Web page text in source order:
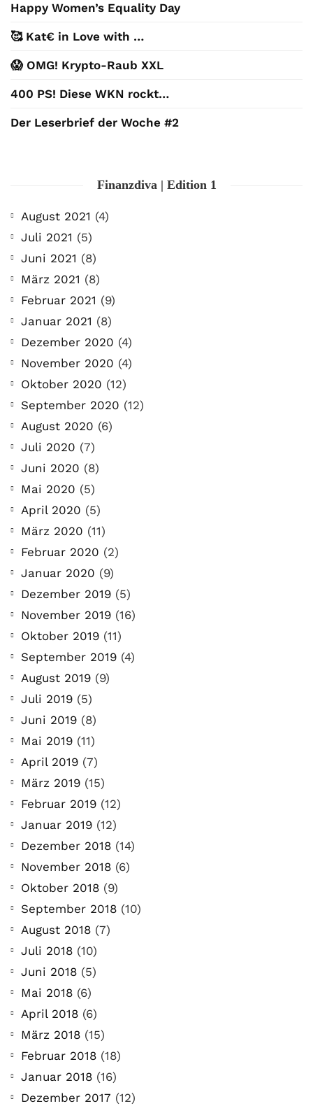
Happy Women’s Equality Day
🥰 Kat€ in Love with …
😱 OMG! Krypto-Raub XXL
400 PS! Diese WKN rockt…
Der Leserbrief der Woche #2
Finanzdiva | Edition 1
August 2021 (4)
Juli 2021 (5)
Juni 2021 (8)
März 2021 (8)
Februar 2021 (9)
Januar 2021 (8)
Dezember 2020 (4)
November 2020 (4)
Oktober 2020 (12)
September 2020 (12)
August 2020 (6)
Juli 2020 (7)
Juni 2020 (8)
Mai 2020 (5)
April 2020 (5)
März 2020 (11)
Februar 2020 (2)
Januar 2020 (9)
Dezember 2019 (5)
November 2019 (16)
Oktober 2019 (11)
September 2019 (4)
August 2019 (9)
Juli 2019 (5)
Juni 2019 (8)
Mai 2019 (11)
April 2019 (7)
März 2019 (15)
Februar 2019 (12)
Januar 2019 (12)
Dezember 2018 (14)
November 2018 (6)
Oktober 2018 (9)
September 2018 (10)
August 2018 (7)
Juli 2018 (10)
Juni 2018 (5)
Mai 2018 (6)
April 2018 (6)
März 2018 (15)
Februar 2018 (18)
Januar 2018 (16)
Dezember 2017 (12)